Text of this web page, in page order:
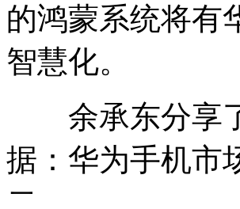
的鸿蒙系统将有
智慧化。
余承东分享了
据：华为手机市
二。